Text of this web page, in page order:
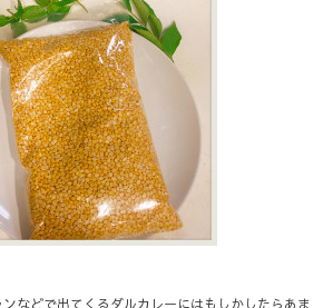
などで出てくるダルカレーにはもしかしたらあま